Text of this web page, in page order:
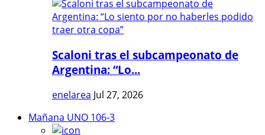
Scaloni tras el subcampeonato de
Argentina: “Lo...
enelarea Jul 27, 2026
Mañana UNO 106-3